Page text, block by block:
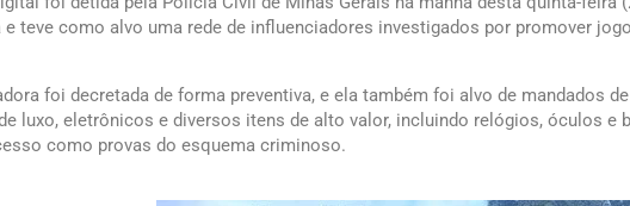
e teve como alvo uma rede de influenciadores investigados por promover
foi decretada de forma preventiva, e ela também foi alvo de mandados
luxo, eletrônicos e diversos itens de alto valor, incluindo relógios, óculos e
como provas do esquema criminoso.